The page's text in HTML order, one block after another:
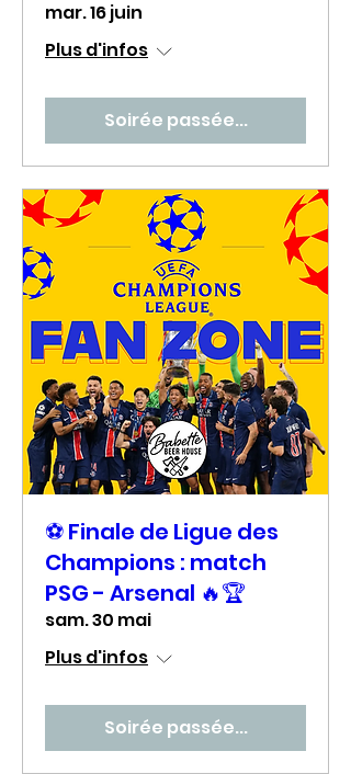
mar. 16 juin
Plus d'infos
Soirée passée...
⚽ Finale de Ligue des
Champions : match
PSG - Arsenal 🔥🏆
sam. 30 mai
Plus d'infos
Soirée passée...